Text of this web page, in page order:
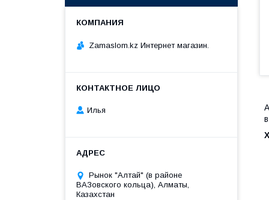
Zamaslom.kz Интернет магазин.
Илья
Рынок "Алтай" (в районе
ВАЗовского кольца), Алматы,
Казахстан